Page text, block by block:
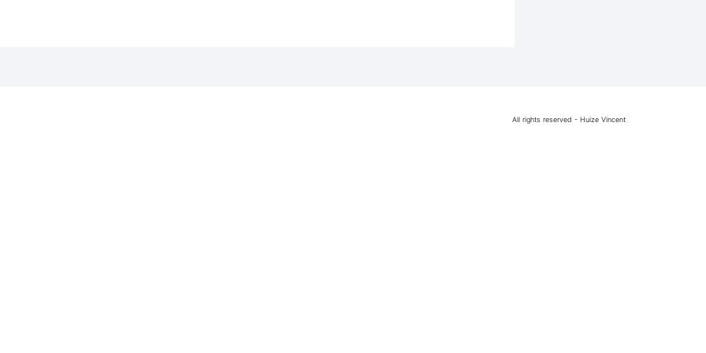
All rights reserved - Huize Vincent